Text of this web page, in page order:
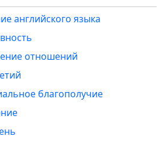
английского языка
отношений
благополучие